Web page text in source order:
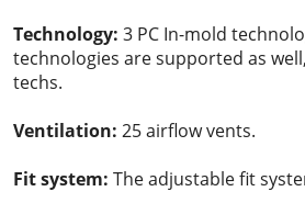
Technology: 3 PC In-mold
technologies are supported as well,
techs.
Ventilation: 25 airflow vents.
Fit system: The adjustable fit